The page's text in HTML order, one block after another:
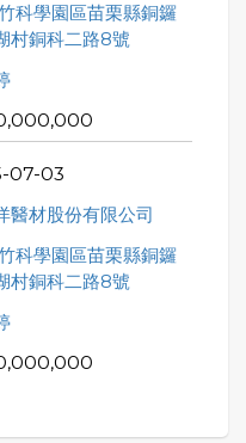
科學園區苗栗縣銅鑼
村銅科二路8號
07-03
醫材股份有限公司
科學園區苗栗縣銅鑼
村銅科二路8號